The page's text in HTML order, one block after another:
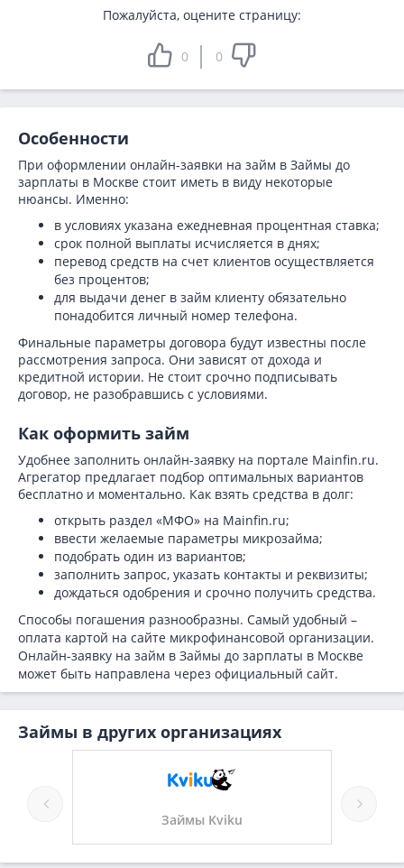
Пожалуйста, оцените страницу:
0 0
Особенности
При оформлении онлайн-заявки на займ в Займы до
зарплаты в Москве стоит иметь в виду некоторые
нюансы. Именно:
в условиях указана ежедневная процентная ставка;
срок полной выплаты исчисляется в днях;
перевод средств на счет клиентов осуществляется
без процентов;
для выдачи денег в займ клиенту обязательно
понадобится личный номер телефона.
Финальные параметры договора будут известны после
рассмотрения запроса. Они зависят от дохода и
кредитной истории. Не стоит срочно подписывать
договор, не разобравшись с условиями.
Как оформить займ
Удобнее заполнить онлайн-заявку на портале Mainfin.ru.
Агрегатор предлагает подбор оптимальных вариантов
бесплатно и моментально. Как взять средства в долг:
открыть раздел «МФО» на Mainfin.ru;
ввести желаемые параметры микрозайма;
подобрать один из вариантов;
заполнить запрос, указать контакты и реквизиты;
дождаться одобрения и срочно получить средства.
Способы погашения разнообразны. Самый удобный –
оплата картой на сайте микрофинансовой организации.
Онлайн-заявку на займ в Займы до зарплаты в Москве
может быть направлена через официальный сайт.
Займы в других организациях
Займы Kviku